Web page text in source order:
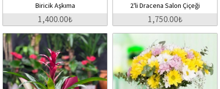
Biricik Aşkıma
1,400.00₺
2'li Dracena Salon Çiçeği
1,750.00₺